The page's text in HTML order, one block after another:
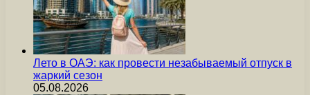
Лето в ОАЭ: как провести незабываемый отпуск в
жаркий сезон
05.08.2026